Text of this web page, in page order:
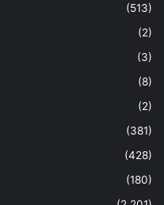
(513)
(2)
(3)
(8)
(2)
(381)
(428)
(180)